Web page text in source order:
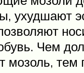
ухудшают
Чем
мозоль, тем